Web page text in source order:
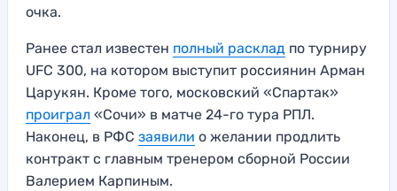
очка.
Ранее стал известен полный расклад по турниру
UFC 300, на котором выступит россиянин Арман
Царукян. Кроме того, московский «Спартак»
проиграл «Сочи» в матче 24-го тура РПЛ.
Наконец, в РФС заявили о желании продлить
контракт с главным тренером сборной России
Валерием Карпиным.